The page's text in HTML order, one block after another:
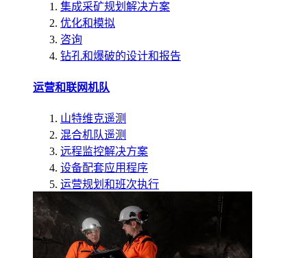
集成采矿规划解决方案
优化和模拟
咨询
钻孔和爆破的设计和报告
运营和联网机队
山特维克遥测
混合机队遥测
远程监控解决方案
设备配套应用程序
运营规划和班次执行